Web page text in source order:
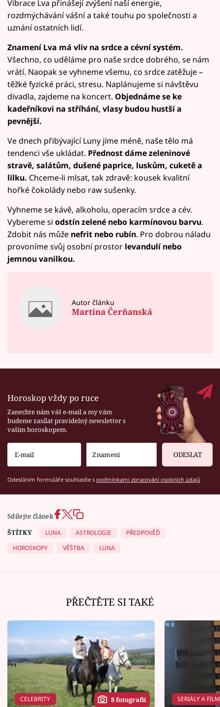
Vibrace Lva přinášejí zvýšení naší energie,
rozdmýchávání vášní a také touhu po společnosti a
uznání ostatních lidí.
Znamení Lva má vliv na srdce a cévní systém.
Všechno, co uděláme pro naše srdce dobrého, se nám
vrátí. Naopak se vyhneme všemu, co srdce zatěžuje –
těžké fyzické práci, stresu. Naplánujeme si návštěvu
divadla, zajdeme na koncert. Objednáme se ke
kadeřníkovi na stříhání, vlasy budou hustší a
pevnější.
Ve dnech přibývající Luny jíme méně, naše tělo má
tendenci vše ukládat. Přednost dáme zeleninové
stravě, salátům, dušené paprice, luskům, cuketě a
lilku. Chceme-li mlsat, tak zdravě: kousek kvalitní
hořké čokolády nebo raw sušenky.
Vyhneme se kávě, alkoholu, operacím srdce a cév.
Vybereme si odstín zelené nebo karmínovou barvu.
Zdobit nás může nefrit nebo rubín. Pro dobrou náladu
provoníme svůj osobní prostor levandulí nebo
jemnou vanilkou.
Autor článku
Martina Čerňanská
Horoskop vždy po ruce
Zanechte nám váš e-mail a my vám
budeme zasílat pravidelný newsletter s
vaším horoskopem.
ODESLAT
Odesláním formuláře souhlasíte s podmínkami zpracování osobních údajů
Sdílejte článek
ŠTÍTKY
LUNA ASTROLOGIE
PŘEDPOVĚĎ
HOROSKOPY
VĚŠTBA LUNA
PŘEČTĚTE SI TAKÉ
CELEBRITY 8 fotografií SERIÁLY A